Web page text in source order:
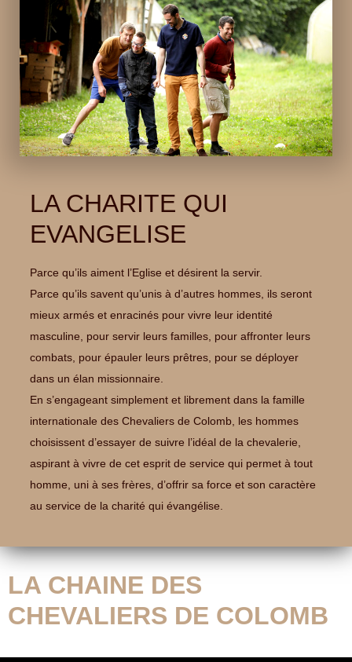
LA CHARITE QUI
EVANGELISE
Parce qu’ils aiment l’Eglise et désirent la servir.
Parce qu’ils savent qu’unis à d’autres hommes, ils seront
mieux armés et enracinés pour vivre leur identité
masculine, pour servir leurs familles, pour affronter leurs
combats, pour épauler leurs prêtres, pour se déployer
dans un élan missionnaire.
En s’engageant simplement et librement dans la famille
internationale des Chevaliers de Colomb, les hommes
choisissent d’essayer de suivre l’idéal de la chevalerie,
aspirant à vivre de cet esprit de service qui permet à tout
homme, uni à ses frères, d’offrir sa force et son caractère
au service de la charité qui évangélise.
LA CHAINE DES
CHEVALIERS DE COLOMB